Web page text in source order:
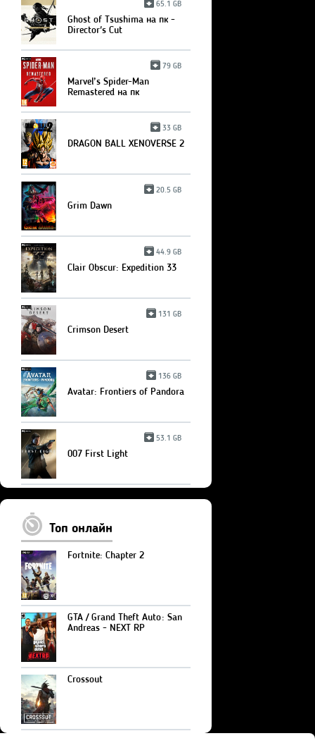
65.1 GB
Ghost of Tsushima на пк -
Director's Cut
79 GB
Marvel’s Spider-Man
Remastered на пк
33 GB
DRAGON BALL XENOVERSE 2
20.5 GB
Grim Dawn
44.9 GB
Clair Obscur: Expedition 33
131 GB
Crimson Desert
136 GB
Avatar: Frontiers of Pandora
53.1 GB
007 First Light
Топ онлайн
Fortnite: Chapter 2
GTA / Grand Theft Auto: San
Andreas - NEXT RP
Crossout